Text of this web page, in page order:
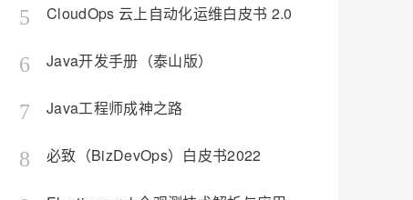
5 CloudOps 云上自动化运维白皮书 2.0
6 Java开发手册（泰山版）
7 Java工程师成神之路
8 必致（BizDevOps）白皮书2022